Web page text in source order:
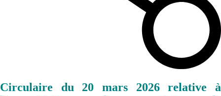
Circulaire du 20 mars 2026 relative à